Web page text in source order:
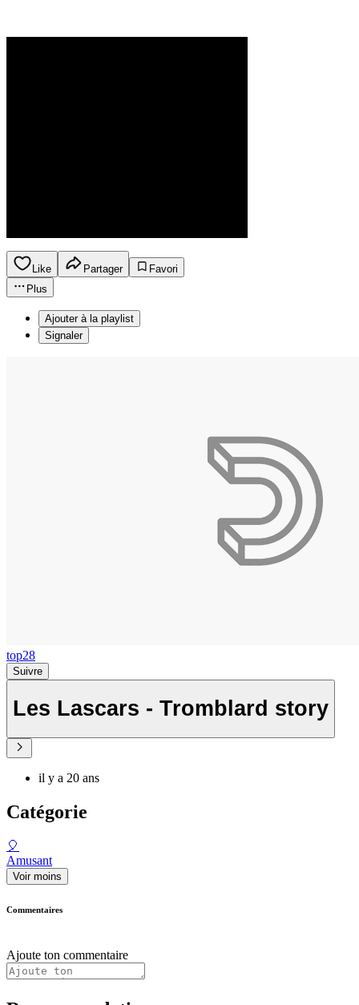
Like Partager
Favori
Plus
Ajouter à la playlist
Signaler
top28
Suivre
Les Lascars - Tromblard story
il y a 20 ans
Catégorie
🎈
Amusant
Voir moins
Commentaires
Ajoute ton commentaire